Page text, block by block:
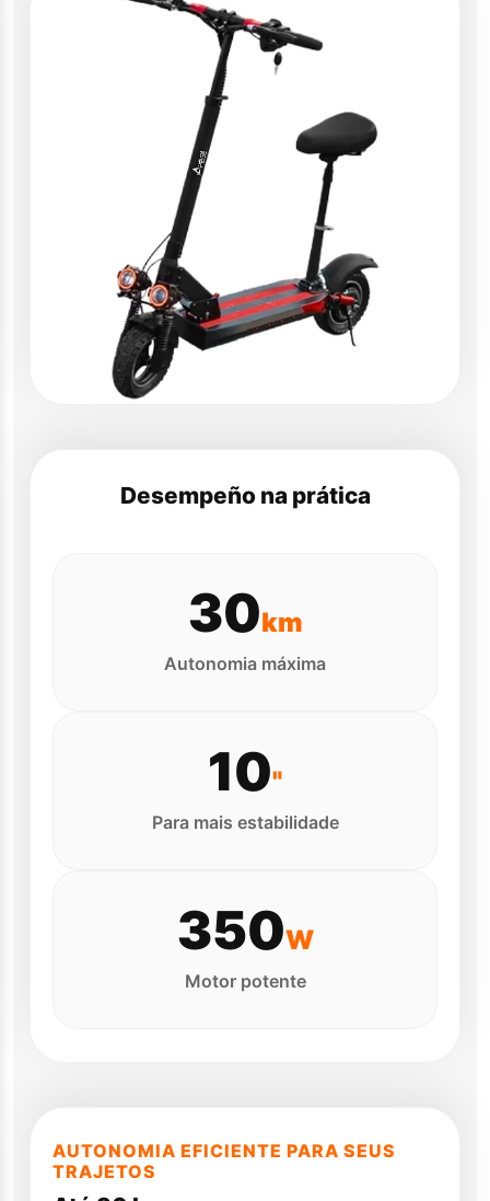
Desempeño na prática
30km
Autonomia máxima
10"
Para mais estabilidade
350W
Motor potente
AUTONOMIA EFICIENTE PARA SEUS
TRAJETOS